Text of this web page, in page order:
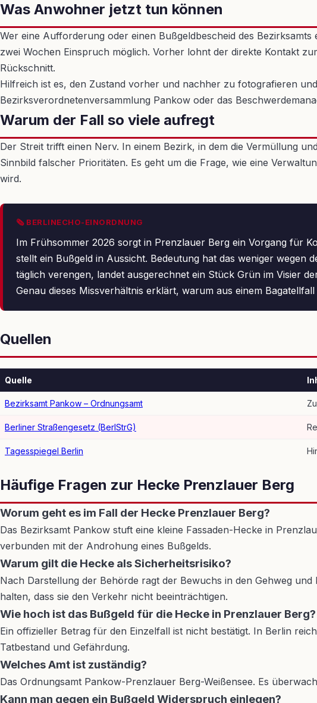
Was Anwohner jetzt tun können
Wer eine Aufforderung oder einen Bußgeldbescheid des
zwei Wochen Einspruch möglich. Vorher lohnt der direkte Kontakt
Rückschnitt.
Hilfreich ist es, den Zustand vorher und nachher zu fotografieren
Bezirksverordnetenversammlung Pankow oder das
Warum der Fall so viele aufregt
Der Streit trifft einen Nerv. In einem Bezirk, in dem die Vermüllung
Sinnbild falscher Prioritäten. Es geht um die Frage, wie eine
wird.
🗞 BERLINECHO-EINORDNUNG
Im Frühsommer 2026 sorgt in Prenzlauer Berg ein Vorgang für
stellt ein Bußgeld in Aussicht. Bedeutung hat das weniger wegen
täglich verengen, landet ausgerechnet ein Stück Grün im Visier
Genau dieses Missverhältnis erklärt, warum aus einem
Quellen
Quelle
Bezirksamt Pankow – Ordnungsamt
Berliner Straßengesetz (BerlStrG)
Tagesspiegel Berlin
Häufige Fragen zur Hecke Prenzlauer Berg
Worum geht es im Fall der Hecke Prenzlauer Berg?
Das Bezirksamt Pankow stuft eine kleine Fassaden-Hecke in
verbunden mit der Androhung eines Bußgelds.
Warum gilt die Hecke als Sicherheitsrisiko?
Nach Darstellung der Behörde ragt der Bewuchs in den Gehweg
halten, dass sie den Verkehr nicht beeinträchtigen.
Wie hoch ist das Bußgeld für die Hecke in Prenzlauer Berg?
Ein offizieller Betrag für den Einzelfall ist nicht bestätigt. In Berlin
Tatbestand und Gefährdung.
Welches Amt ist zuständig?
Das Ordnungsamt Pankow-Prenzlauer Berg-Weißensee. Es
Kann man gegen ein Bußgeld Widerspruch einlegen?